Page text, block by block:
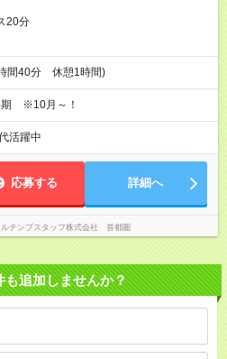
20分
間40分 休憩1時間)
期 ※10月～！
活躍中
応募する 詳細へ
ルテンプスタッフ株式会社 首都圏
も追加しませんか？